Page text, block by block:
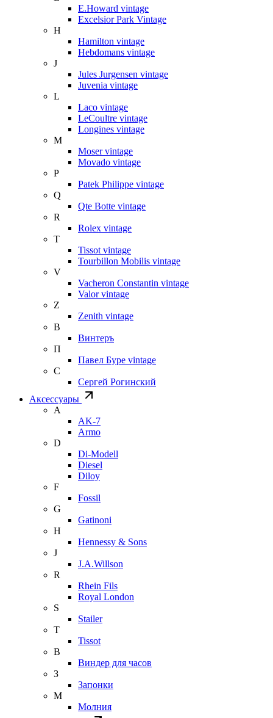
E.Howard vintage
Excelsior Park Vintage
H
Hamilton vintage
Hebdomans vintage
J
Jules Jurgensen vintage
Juvenia vintage
L
Laco vintage
LeCoultre vintage
Longines vintage
M
Moser vintage
Movado vintage
P
Patek Philippe vintage
Q
Qte Botte vintage
R
Rolex vintage
T
Tissot vintage
Tourbillon Mobilis vintage
V
Vacheron Constantin vintage
Valor vintage
Z
Zenith vintage
В
Винтеръ
П
Павел Буре vintage
С
Сергей Рогинский
Аксессуары
A
AK-7
Armo
D
Di-Modell
Diesel
Diloy
F
Fossil
G
Gatinoni
H
Hennessy & Sons
J
J.A.Willson
R
Rhein Fils
Royal London
S
Stailer
T
Tissot
В
Виндер для часов
З
Запонки
М
Молния